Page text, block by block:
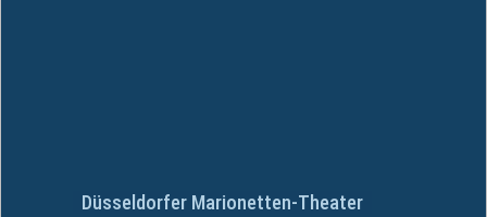
Düsseldorfer Marionetten-Theater